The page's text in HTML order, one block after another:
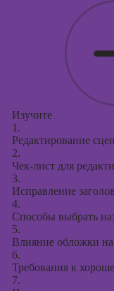
Изучите
1.
Редактирование
2.
Чек-лист для
3.
Исправление
4.
Способы выбрать
5.
Влияние обложки на
6.
Требования к
7.